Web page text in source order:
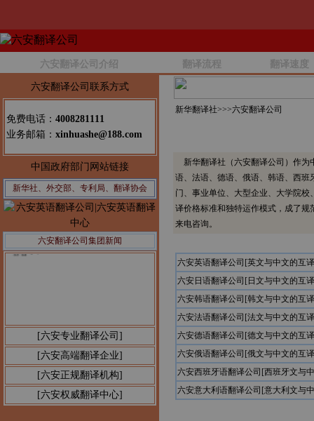
六安翻译公司介绍 翻译流程 翻译速度
六安翻译公司联系方式
免费电话： 4008281111
业务邮箱： xinhuashe@188.com
中国政府部门网站链接
新华社、外交部、专利局、翻译协会
六安翻译公司集团新闻
公告1：
[六安专业翻译公司]
[六安高端翻译企业]
[六安正规翻译机构]
[六安权威翻译中心]
新华翻译社>>>六安翻译公司
新华翻译社（六安翻译公司）作为
语、法语、德语、俄语、韩语、西
门、事业单位、大型企业、大学院
译价格标准和独特运作模式，成了
来电咨询。
六安英语翻译公司[英文与中文的互
六安日语翻译公司[日文与中文的互
六安韩语翻译公司[韩文与中文的互
六安法语翻译公司[法文与中文的互
六安德语翻译公司[德文与中文的互
六安俄语翻译公司[俄文与中文的互
六安西班牙语翻译公司[西班牙文与
六安意大利语翻译公司[意大利文与